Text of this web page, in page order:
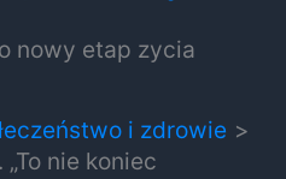
i zdrowie
nie koniec